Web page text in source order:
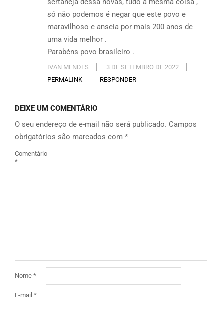
sertaneja dessa novas, tudo a mesma coisa ,
só não podemos é negar que este povo e
maravilhoso e anseia por mais 200 anos de
uma vida melhor .
Parabéns povo brasileiro .
IVAN MENDES
3 DE SETEMBRO DE 2022
PERMALINK
RESPONDER
DEIXE UM COMENTÁRIO
O seu endereço de e-mail não será publicado. Campos
obrigatórios são marcados com *
Comentário
*
Nome *
E-mail *